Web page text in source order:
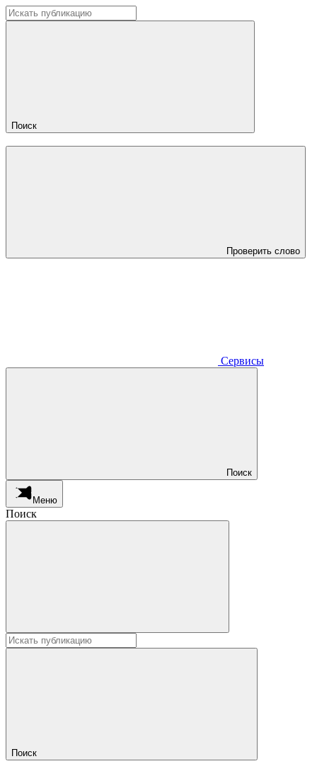
Поиск
Проверить слово
Сервисы
Поиск
Меню
Поиск
Поиск